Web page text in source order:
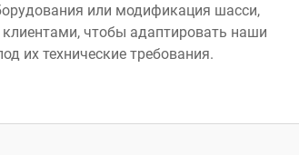
или модификация шасси,
чтобы адаптировать наши
их технические требования.